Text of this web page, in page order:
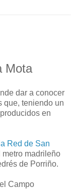
Mota
dar a conocer
que, teniendo un
en
Red de San
metro madrileño
de Porriño.
Campo